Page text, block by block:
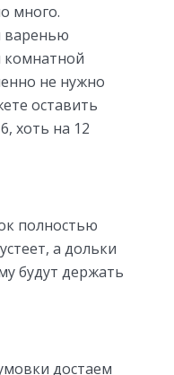
много.
варенью
не нужно
оставить
хоть на 12
полностью
а дольки
будут держать
достаем